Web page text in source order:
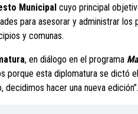
Municipal cuyo principal
para asesorar y administrar los
y comunas.
, en diálogo en el programa
porque esta diplomatura se dictó
hacer una nueva edición”.